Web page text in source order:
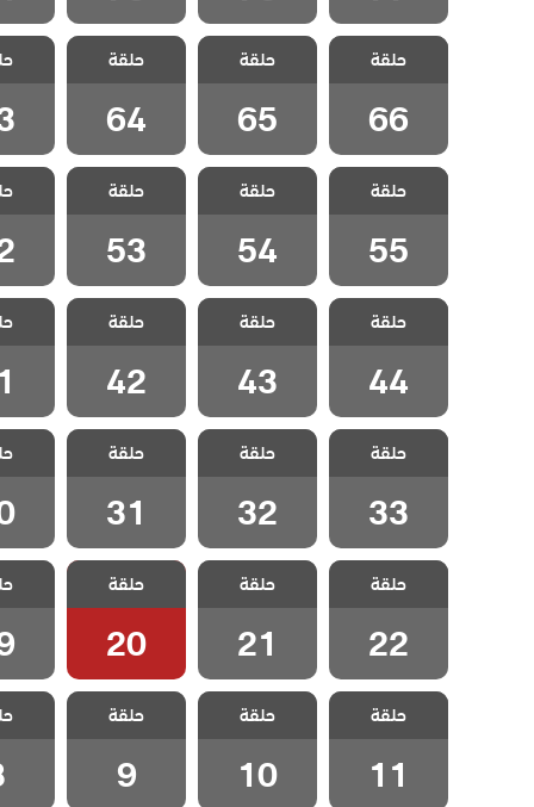
مسلسل اصدقاء
العمر مدبلج
الحلقة 66
حلقة
66
مسلسل اصدقاء
العمر مدبلج
الحلقة 65
حلقة
65
مسلسل اصدقاء
العمر مدبلج
الحلقة 64
حلقة
64
مسلسل اصدقاء
العمر مدبلج
الحلقة 55
حلقة
55
مسلسل اصدقاء
العمر مدبلج
الحلقة 54
حلقة
54
مسلسل اصدقاء
العمر مدبلج
الحلقة 53
حلقة
53
مسلسل اصدقاء
العمر مدبلج
الحلقة 44
حلقة
44
مسلسل اصدقاء
العمر مدبلج
الحلقة 43
حلقة
43
مسلسل اصدقاء
العمر مدبلج
الحلقة 42
حلقة
42
مسلسل اصدقاء
العمر مدبلج
الحلقة 33
حلقة
33
مسلسل اصدقاء
العمر مدبلج
الحلقة 32
حلقة
32
مسلسل اصدقاء
العمر مدبلج
الحلقة 31
حلقة
31
مسلسل اصدقاء
العمر مدبلج
الحلقة 22
حلقة
22
مسلسل اصدقاء
العمر مدبلج
الحلقة 21
حلقة
21
مسلسل اصدقاء
العمر مدبلج
الحلقة 20
حلقة
20
مسلسل اصدقاء
العمر مدبلج
الحلقة 11
حلقة
11
مسلسل اصدقاء
العمر مدبلج
الحلقة 10
حلقة
10
مسلسل اصدقاء
العمر مدبلج
الحلقة 9
حلقة
9